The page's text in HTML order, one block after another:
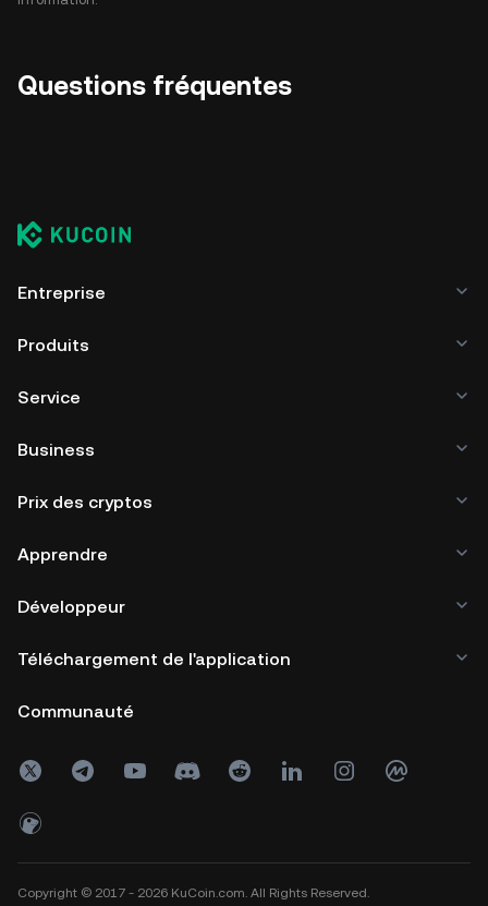
Questions fréquentes
Entreprise
Produits
Service
Business
Prix des cryptos
Apprendre
Développeur
Téléchargement de l'application
Communauté
Copyright © 2017 - 2026 KuCoin.com. All Rights Reserved.